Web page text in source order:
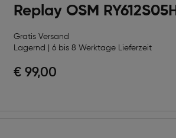
Replay OSM RY612S05H
Gratis Versand
Lagernd | 6 bis 8 Werktage Lieferzeit
€ 99,00